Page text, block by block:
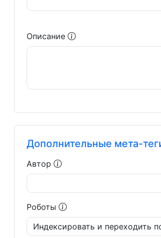
Описание
Дополнительные мета-
Автор
Роботы